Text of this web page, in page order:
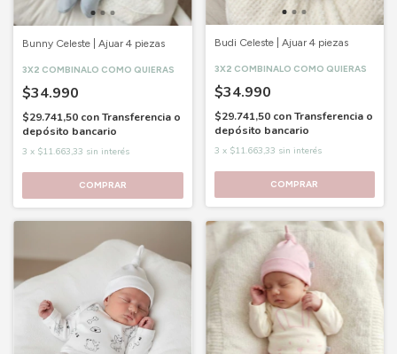
Bunny Celeste | Ajuar 4 piezas
3X2 COMBINALO COMO QUIERAS
$34.990
$29.741,50 conTransferencia o
depósito bancario
3 x $11.663,33 sin interés
COMPRAR
Budi Celeste | Ajuar 4 piezas
3X2 COMBINALO COMO QUIERAS
$34.990
$29.741,50 con Transferencia o
depósito bancario
3 x $11.663,33 sin interés
COMPRAR